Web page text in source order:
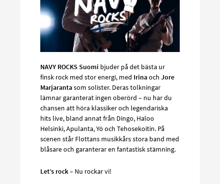
NAVY ROCKS Suomi bjuder på det bästa ur
finsk rock med stor energi, med Irinaoch Jore
Marjarantasom solister. Deras tolkningar
lämnar garanterat ingen oberörd – nu har du
chansen att höra klassiker och legendariska
hits live, bland annat från Dingo, Haloo
Helsinki, Apulanta, Yö och Tehosekoitin. På
scenen står Flottans musikkårs stora band med
blåsare och garanterar en fantastisk stämning.
Let’s rock– Nu rockar vi!